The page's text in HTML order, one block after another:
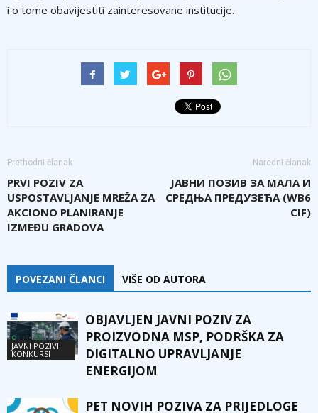
i o tome obavijestiti zainteresovane institucije.
Prethodni članak
PRVI POZIV ZA
USPOSTAVLJANJE MREŽА ZA
AKCIONO PLANIRANJE
IZMEĐU GRADOVA
Naredni članak
ЈАВНИ ПОЗИВ ЗА МАЛА И
СРЕДЊА ПРЕДУЗЕЋА (WB6
CIF)
POVEZANI ČLANCI VIŠE OD AUTORA
JAVNI POZIVI I
KONKURSI
OBJAVLJEN JAVNI POZIV ZA
PROIZVODNA MSP, PODRŠKA ZA
DIGITALNO UPRAVLJANJE
ENERGIJOM
PET NOVIH POZIVA ZA PRIJEDLOGE